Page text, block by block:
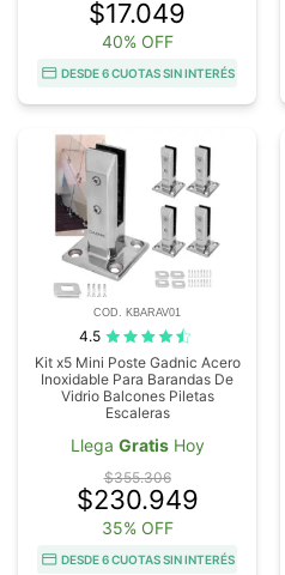
$17.049
40% OFF
DESDE 6 CUOTAS SIN INTERÉS
COD. KBARAV01
4.5
Kit x5 Mini Poste Gadnic Acero
Inoxidable Para Barandas De
Vidrio Balcones Piletas
Escaleras
Llega GratisHoy
$355.306
$230.949
35% OFF
DESDE 6 CUOTAS SIN INTERÉS